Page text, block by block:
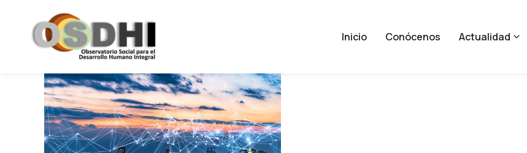
Inicio Conócenos Actualidad